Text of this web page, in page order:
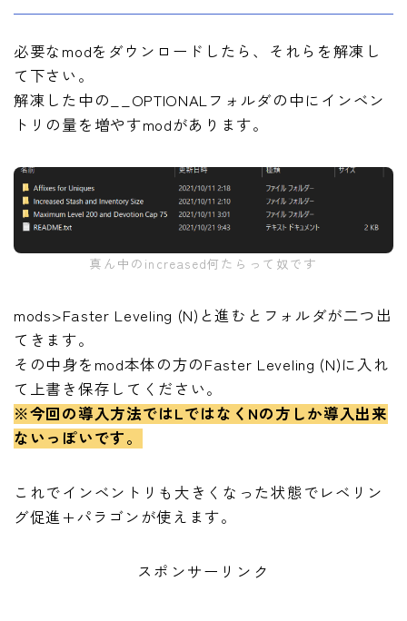
必要なmodをダウンロードしたら、それらを解凍し
て下さい。
解凍した中の__OPTIONALフォルダの中にインベン
トリの量を増やすmodがあります。
真ん中のincreased何たらって奴です
mods>Faster Leveling (N)と進むとフォルダが二つ出
てきます。
その中身をmod本体の方のFaster Leveling (N)に入れ
て上書き保存してください。
※今回の導入方法ではLではなくNの方しか導入出来
ないっぽいです。
これでインベントリも大きくなった状態でレベリン
グ促進+パラゴンが使えます。
スポンサーリンク